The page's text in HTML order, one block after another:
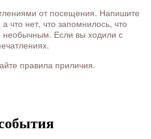
от посещения. Напишите
что нет, что запомнилось, что
необычным. Если вы ходили с
правила приличия.